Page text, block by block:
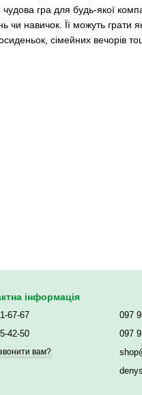
гра для будь-якої
чи навичок. Її можуть грати
сімейних вечорів
інформація
67-67
42-50
вам?
097
097